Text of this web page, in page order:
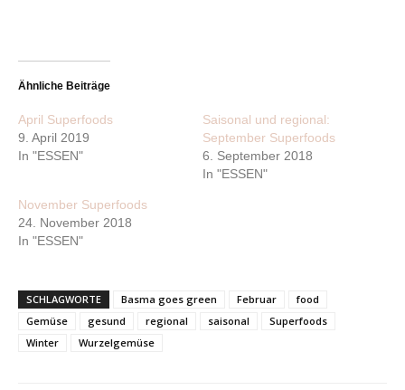
Ähnliche Beiträge
April Superfoods
9. April 2019
In "ESSEN"
Saisonal und regional:
September Superfoods
6. September 2018
In "ESSEN"
November Superfoods
24. November 2018
In "ESSEN"
SCHLAGWORTE Basma goes green Februar
food
Gemüse
gesund regional saisonal
Superfoods
Winter
Wurzelgemüse